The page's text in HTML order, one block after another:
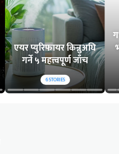
एयर प्युरिफायर किन्नुअघि
गर्ने ५ महत्त्वपूर्ण जाँच
6STORIES